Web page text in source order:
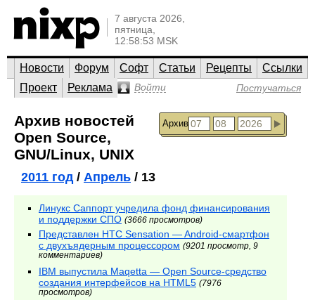
7 августа 2026,
пятница,
12:58:53 MSK
Новости Форум Софт Статьи Рецепты
Ссылки
Проект
Реклама Войти Постучаться
Архив
Архив новостей
Open Source,
GNU/Linux, UNIX
2011 год/ Апрель / 13
Линукс Саппорт учредила фонд финансирования
и поддержки СПО (3666 просмотров)
Представлен HTC Sensation — Android-смартфон
с двухъядерным процессором (9201 просмотр, 9
комментариев)
IBM выпустила Maqetta — Open Source-средство
создания интерфейсов на HTML5 (7976
просмотров)